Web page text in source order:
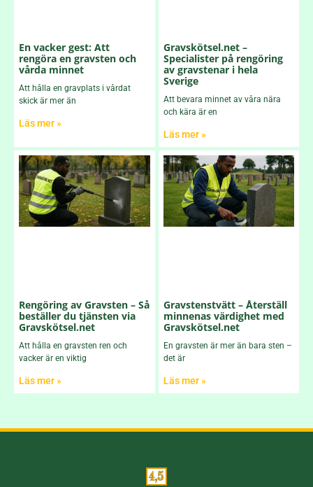
En vacker gest: Att
rengöra en gravsten och
vårda minnet
Att hålla en gravplats i vårdat
skick är mer än
Läs mer »
Gravskötsel.net –
Specialister på rengöring
av gravstenar i hela
Sverige
Att bevara minnet av våra nära
och kära är en
Läs mer »
Rengöring av Gravsten – Så
beställer du tjänsten via
Gravskötsel.net
Att hålla en gravsten ren och
vacker är en viktig
Läs mer »
Gravstenstvätt – Återställ
minnenas värdighet med
Gravskötsel.net
En gravsten är mer än bara sten –
det är
Läs mer »